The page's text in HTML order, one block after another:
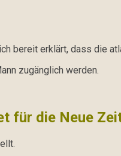
bereit erklärt, dass die
zugänglich werden.
für die Neue